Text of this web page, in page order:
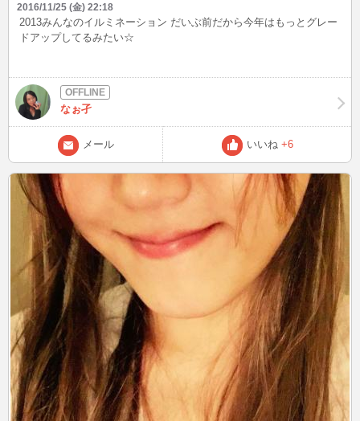
2016/11/25 (金) 22:18
2013みんなのイルミネーション だいぶ前だから今年はもっとグレー
ドアップしてるみたい☆
なぉ孑
メール いいね +6